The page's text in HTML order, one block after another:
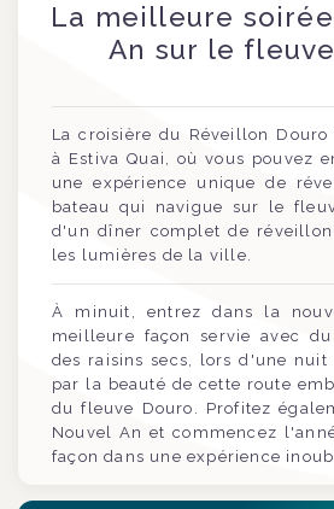
La meilleure
An sur le
La croisière du Réveillon
à Estiva Quai, où vous pouvez
une expérience unique de
bateau qui navigue sur le
d'un dîner complet de
les lumières de la ville.
À minuit, entrez dans la
meilleure façon servie avec
des raisins secs, lors d'une nuit
par la beauté de cette route
du fleuve Douro. Profitez
Nouvel An et commencez
façon dans une expérience